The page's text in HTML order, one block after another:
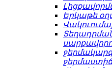
Երկաթե